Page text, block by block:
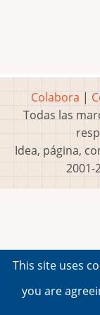
Colabora |
Todas las
Idea, página,
2001-
This site uses
you are